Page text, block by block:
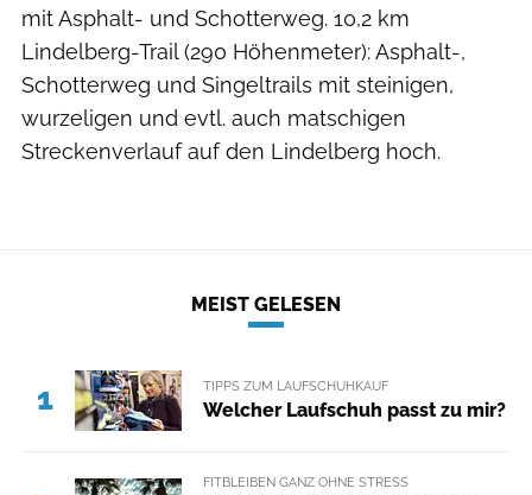
mit Asphalt- und Schotterweg. 10,2 km
Lindelberg-Trail (290 Höhenmeter): Asphalt-,
Schotterweg und Singeltrails mit steinigen,
wurzeligen und evtl. auch matschigen
Streckenverlauf auf den Lindelberg hoch.
MEIST GELESEN
1 TIPPS ZUM LAUFSCHUHKAUF
Welcher Laufschuh passt zu mir?
FITBLEIBEN GANZ OHNE STRESS